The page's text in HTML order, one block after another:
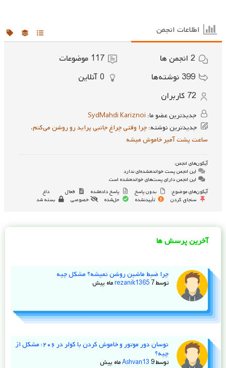
اطلاعات انجمن
2 انجمن ها 117 موضوعات
399 نوشته‌ها 0 آنلاین
72 کاربران
جدیدترین عضو ما: SydMahdi Kariznoi
جدیدترین نوشته:چرا وقتی چراغ جانبی پراید رو روشن می‌کنم،
ساعت پشت آمپر خاموش میشه
آیکون‌های انجمن:
این انجمن پست خوانده‌نشده‌ای ندارد
این انجمن دارای پست‌های خوانده‌نشده است
آیکون‌های موضوع:
بدون پاسخ پاسخ داده‌شده فعال
داغ
سنجاق کردن
تأییدنشده حل‌شده خصوصی بسته شد
آخرین پرسش ها
چرا ضبط ماشین روشن نمیشه؟ مشکل چیه
توسط rezanik1365 7 ماه پیش
نوسان دور موتور و خاموش کردن با کولر در ۲۰۶؛ مشکل از
چیه؟
توسط Ashvan13 9 ماه پیش